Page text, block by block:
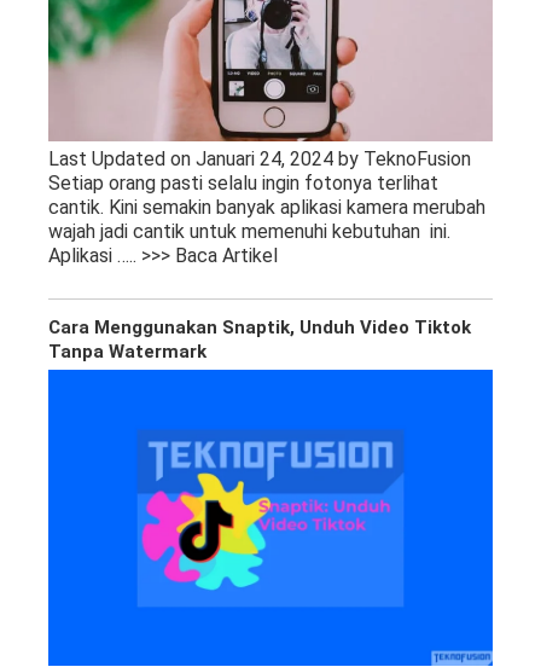
Last Updated on Januari 24, 2024 by TeknoFusion
Setiap orang pasti selalu ingin fotonya terlihat
cantik. Kini semakin banyak aplikasi kamera merubah
wajah jadi cantik untuk memenuhi kebutuhan ini.
Aplikasi ….. >>> Baca Artikel
Cara Menggunakan Snaptik, Unduh Video Tiktok
Tanpa Watermark